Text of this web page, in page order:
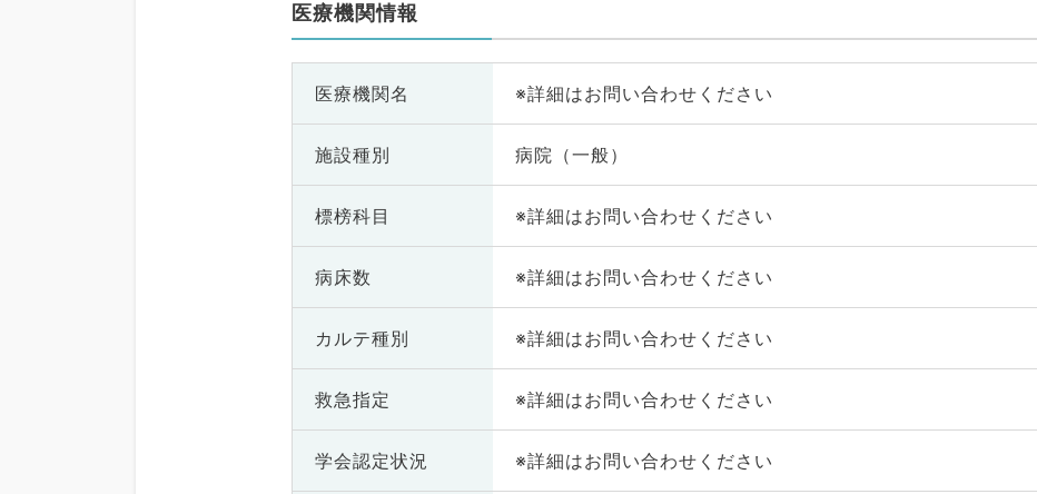
医療機関情報
医療機関名 ※詳細はお問い合わせください
施設種別 病院（一般）
標榜科目 ※詳細はお問い合わせください
病床数 ※詳細はお問い合わせください
カルテ種別 ※詳細はお問い合わせください
救急指定 ※詳細はお問い合わせください
学会認定状況 ※詳細はお問い合わせください